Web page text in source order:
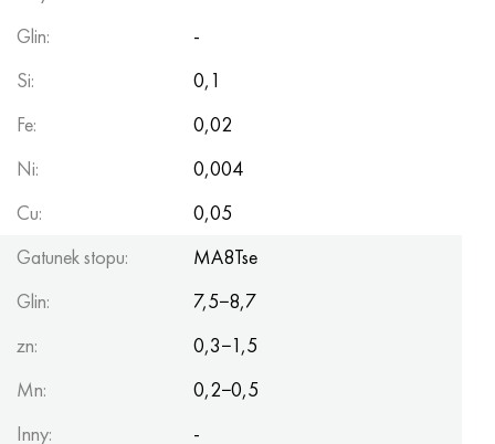
Glin:
-
Si:
0,1
Fe:
0,02
Ni:
0,004
Cu:
0,05
Gatunek stopu:
MA8Tse
Glin:
7,5−8,7
zn:
0,3−1,5
Mn:
0,2−0,5
Inny:
-